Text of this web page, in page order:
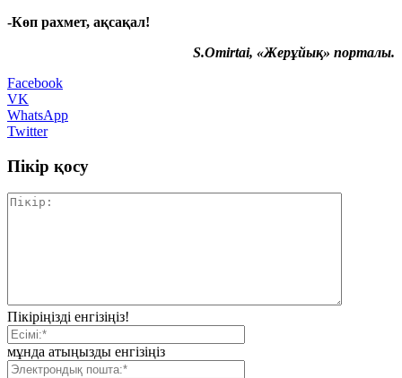
-Көп рахмет, ақсақал!
S.Omirtai, «Жерұйық» порталы.
Facebook
VK
WhatsApp
Twitter
Пікір қосу
Пікіріңізді енгізіңіз!
мұнда атыңызды енгізіңіз